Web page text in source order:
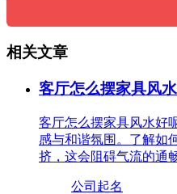
相关文章
客厅怎么摆家具风
客厅怎么摆家具风水好
感与和谐氛围。了解如
挤，这会阻碍气流的通
公司起名